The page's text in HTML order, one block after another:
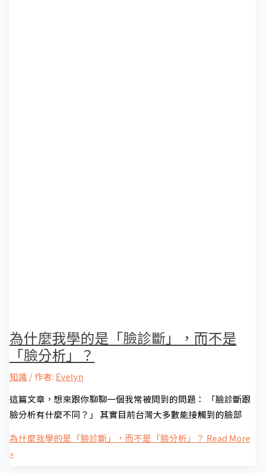
為什麼我學的是「臉診斷」，而不是
「臉分析」？
知識 / 作者: Evelyn
這篇文章，想來跟你聊聊一個我常被問到的問題： 「臉診斷跟
臉分析有什麼不同？」 其實目前台灣大多數能接觸到的臉部
為什麼我學的是「臉診斷」，而不是「臉分析」？ Read More
»